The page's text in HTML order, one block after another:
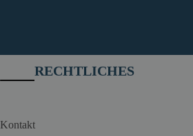
RECHTLICHES
Kontakt